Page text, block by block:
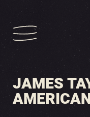
JAMES